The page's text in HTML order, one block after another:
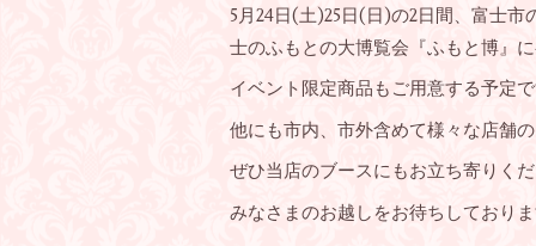
5月24日(土)25日(日)の2日間、富士
士のふもとの大博覧会『ふもと博』
イベント限定商品もご用意する予定
他にも市内、市外含めて様々な店舗
ぜひ当店のブースにもお立ち寄りく
みなさまのお越しをお待ちしており